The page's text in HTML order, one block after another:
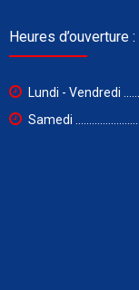
Heures d’ouverture :
Lundi - Vendredi
Samedi